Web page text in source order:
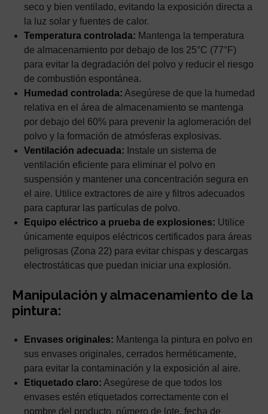
seco y bien ventilado, evitando la exposición directa a
la luz solar y fuentes de calor.
Temperatura controlada: Mantenga la temperatura
de almacenamiento por debajo de los 25°C (77°F)
para evitar la degradación del polvo y reducir el riesgo
de combustión espontánea.
Humedad controlada: Asegúrese de que la humedad
relativa en el área de almacenamiento se mantenga
por debajo del 60% para prevenir la aglomeración del
polvo y la formación de atmósferas explosivas.
Ventilación adecuada: Instale un sistema de
ventilación eficiente para eliminar el polvo en
suspensión y mantener una concentración segura en
el aire. Utilice extractores de aire y filtros adecuados
para capturar las partículas de polvo.
Equipo eléctrico a prueba de explosiones: Utilice
únicamente equipos eléctricos certificados para áreas
peligrosas (Zona 22) para evitar chispas y descargas
electrostáticas que puedan iniciar una explosión.
Manipulación y almacenamiento de la
pintura:
Envases originales: Mantenga la pintura en polvo en
sus envases originales, cerrados herméticamente,
para evitar la contaminación y la exposición al aire.
Etiquetado claro: Asegúrese de que todos los
envases estén etiquetados correctamente con el
nombre del producto, número de lote, fecha de